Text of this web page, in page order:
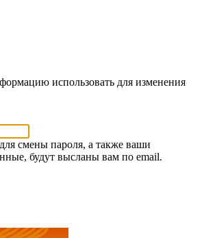
использовать для изменения
смены пароля, а также ваши
будут высланы вам по email.